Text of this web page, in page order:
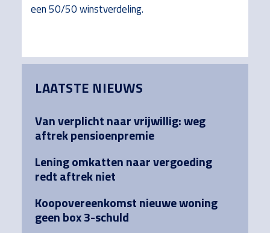
een 50/50 winstverdeling.
Sidebar
LAATSTE NIEUWS
Van verplicht naar vrijwillig: weg
aftrek pensioenpremie
Lening omkatten naar vergoeding
redt aftrek niet
Koopovereenkomst nieuwe woning
geen box 3-schuld